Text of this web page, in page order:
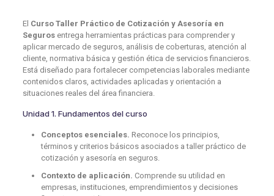
El Curso Taller Práctico de Cotización y Asesoría en
Segurosentrega herramientas prácticas para comprender y
aplicar mercado de seguros, análisis de coberturas, atención al
cliente, normativa básica y gestión ética de servicios financieros.
Está diseñado para fortalecer competencias laborales mediante
contenidos claros, actividades aplicadas y orientación a
situaciones reales del área financiera.
Unidad 1. Fundamentos del curso
Conceptos esenciales. Reconoce los principios,
términos y criterios básicos asociados a taller práctico de
cotización y asesoría en seguros.
Contexto de aplicación. Comprende su utilidad en
empresas, instituciones, emprendimientos y decisiones